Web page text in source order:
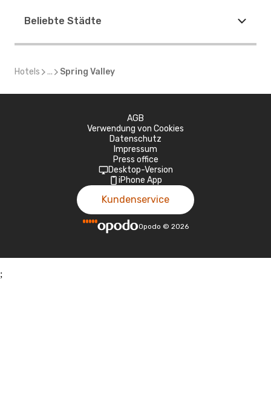
Beliebte Städte
Hotels ... Spring Valley
AGB
Verwendung von Cookies
Datenschutz
Impressum
Press office
Desktop-Version
iPhone App
Kundenservice
Opodo © 2026
;